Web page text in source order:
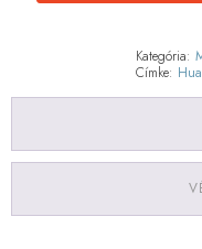
Kategória:
Címke: